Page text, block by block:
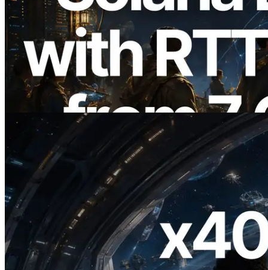
2026.08.05
ERPC, Solana Leader Slot API'yi 7
küresel bölgeden ping ölçümüyle
genişletti — Validators Information API
de yayında
Bu makaleyi oku
2026.07.04